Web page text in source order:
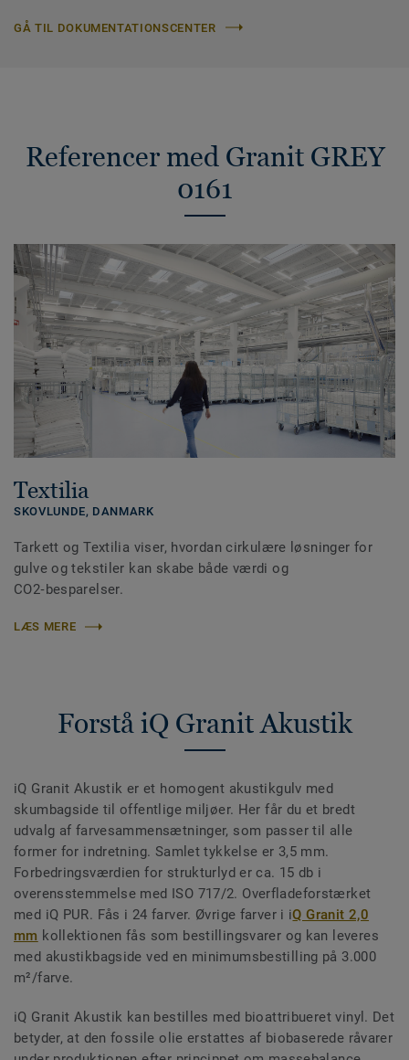
GÅ TIL DOKUMENTATIONSCENTER
Referencer med Granit GREY
0161
Textilia
SKOVLUNDE, DANMARK
Tarkett og Textilia viser, hvordan cirkulære løsninger for
gulve og tekstiler kan skabe både værdi og
CO2‑besparelser.
LÆS MERE
Forstå iQ Granit Akustik
iQ Granit Akustik er et homogent akustikgulv med
skumbagside til offentlige miljøer. Her får du et bredt
udvalg af farvesammensætninger, som passer til alle
former for indretning. Samlet tykkelse er 3,5 mm.
Forbedringsværdien for strukturlyd er ca. 15 db i
overensstemmelse med ISO 717/2. Overfladeforstærket
med iQ PUR. Fås i 24 farver. Øvrige farver i iQ Granit 2,0
mm kollektionen fås som bestillingsvarer og kan leveres
med akustikbagside ved en minimumsbestilling på 3.000
m²/farve.
iQ Granit Akustik kan bestilles med bioattribueret vinyl. Det
betyder, at den fossile olie erstattes af biobaserede råvarer